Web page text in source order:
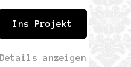
Ins Projekt
Details anzeigen